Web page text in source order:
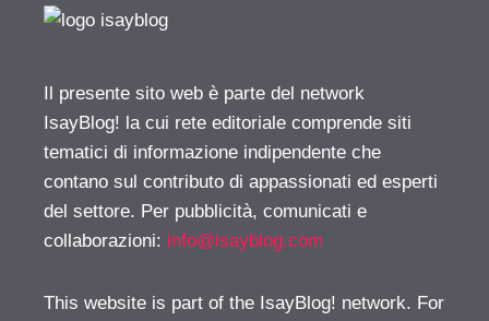
Il presente sito web è parte del network
IsayBlog! la cui rete editoriale comprende siti
tematici di informazione indipendente che
contano sul contributo di appassionati ed esperti
del settore. Per pubblicità, comunicati e
collaborazioni: info@isayblog.com
This website is part of the IsayBlog! network. For